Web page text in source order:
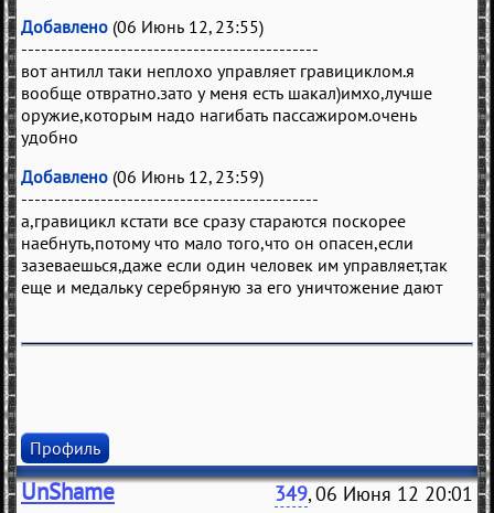
Добавлено (06 Июнь 12, 23:55)
---------------------------------------------
вот антилл таки неплохо управляет гравициклом.я
вообще отвратно.зато у меня есть шакал)имхо,лучше
оружие,которым надо нагибать пассажиром.очень
удобно
Добавлено (06 Июнь 12, 23:59)
---------------------------------------------
а,гравицикл кстати все сразу стараются поскорее
наебнуть,потому что мало того,что он опасен,если
зазеваешься,даже если один человек им управляет,так
еще и медальку серебряную за его уничтожение дают
Профиль
UnShame 349, 06 Июня 12 20:01